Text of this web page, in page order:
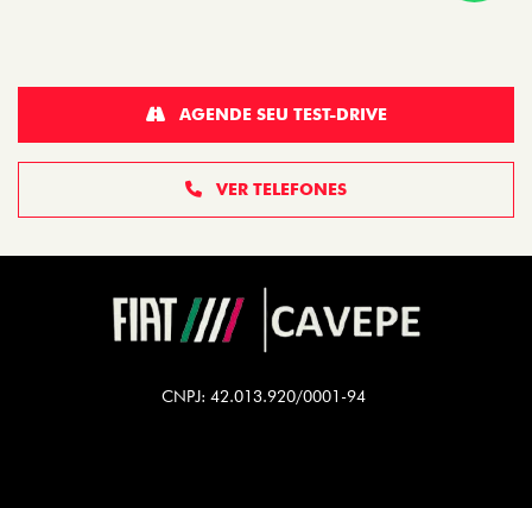
VER TELEFONES
AGENDE SEU TEST-DRIVE
CNPJ: 42.013.920/0001-94